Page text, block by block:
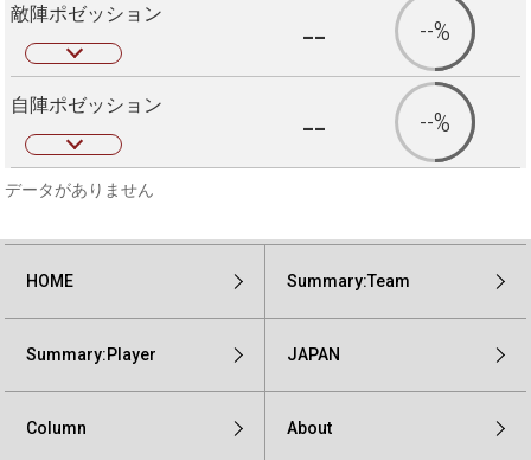
敵陣ポゼッション -- --%
自陣ポゼッション -- --%
データがありません
HOME Summary:Team
Summary:Player JAPAN
Column About